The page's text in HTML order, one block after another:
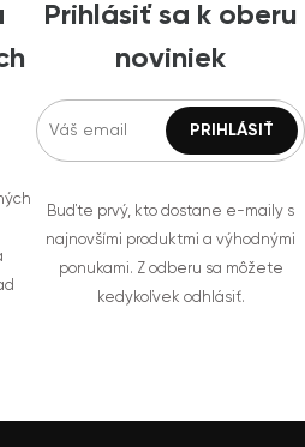
Prihlásiť sa k oberu
noviniek
Buďte prvý, kto dostane e-maily s
najnovšími produktmi a výhodnými
ponukami. Z odberu sa môžete
kedykoľvek odhlásiť.